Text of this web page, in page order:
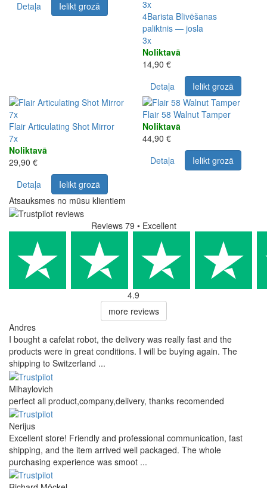
Detaļa Ielikt grozā
3x
4Barista Blīvēšanas
paliktnis — josla
3x
Noliktavā
14,90 €
Detaļa
Ielikt grozā
7x
Flair Articulating Shot Mirror
7x
Noliktavā
29,90 €
Detaļa
Ielikt grozā
Flair 58 Walnut Tamper
Noliktavā
44,90 €
Detaļa
Ielikt grozā
Atsauksmes no mūsu klientiem
Reviews 79 • Excellent
4.9
more reviews
Andres
I bought a cafelat robot, the delivery was really fast and the
products were in great conditions. I will be buying again. The
shipping to Switzerland ...
Mihaylovich
perfect all product,company,delivery, thanks recomended
Nerijus
Excellent store! Friendly and professional communication, fast
shipping, and the item arrived well packaged. The whole
purchasing experience was smoot ...